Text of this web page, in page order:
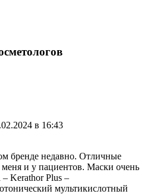
в 16:43
бренде недавно. Отличные
и у пациентов. Маски очень
Kerathor Plus –
мультикислотный